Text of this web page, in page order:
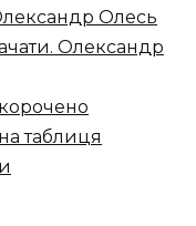
Олесь
Олександр
таблиця